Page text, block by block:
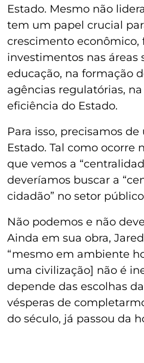
Estado. Mesmo não
tem um papel crucial
crescimento econômico,
investimentos nas áreas
educação, na formação
agências regulatórias,
eficiência do Estado.
Para isso, precisamos
Estado. Tal como ocorre
que vemos a
deveríamos buscar a
cidadão” no setor
Não podemos e não
Ainda em sua obra,
“mesmo em ambiente
uma civilização] não é
depende das escolhas
vésperas de
do século, já passou da